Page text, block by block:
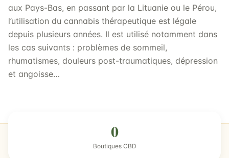
aux Pays-Bas, en passant par la Lituanie ou le Pérou,
l’utilisation du cannabis thérapeutique est légale
depuis plusieurs années. Il est utilisé notamment dans
les cas suivants : problèmes de sommeil,
rhumatismes, douleurs post-traumatiques, dépression
et angoisse…
0
Boutiques CBD